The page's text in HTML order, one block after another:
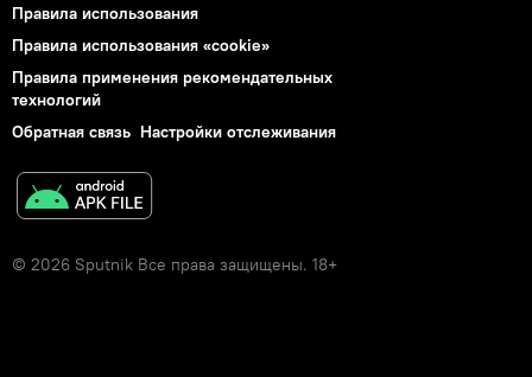
Правила использования
Правила использования «cookie»
Правила применения рекомендательных
технологий
Обратная связь Настройки отслеживания
© 2026 Sputnik Все права защищены. 18+